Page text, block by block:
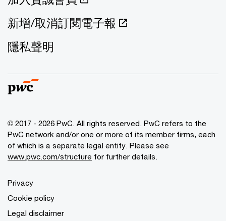
新增/取消訂閱電子報
隱私聲明
© 2017 - 2026 PwC. All rights reserved. PwC refers to the
PwC network and/or one or more of its member firms, each
of which is a separate legal entity. Please see
www.pwc.com/structure for further details.
Privacy
Cookie policy
Legal disclaimer